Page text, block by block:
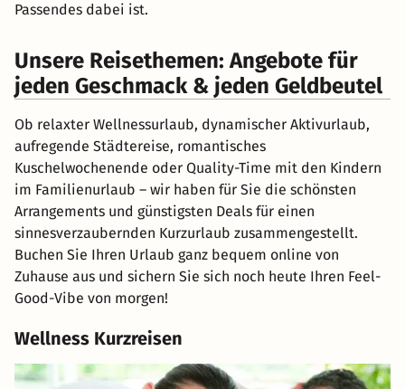
Passendes dabei ist.
Unsere Reisethemen: Angebote für
jeden Geschmack & jeden Geldbeutel
Ob relaxter Wellnessurlaub, dynamischer Aktivurlaub,
aufregende Städtereise, romantisches
Kuschelwochenende oder Quality-Time mit den Kindern
im Familienurlaub – wir haben für Sie die schönsten
Arrangements und günstigsten Deals für einen
sinnesverzaubernden Kurzurlaub zusammengestellt.
Buchen Sie Ihren Urlaub ganz bequem online von
Zuhause aus und sichern Sie sich noch heute Ihren Feel-
Good-Vibe von morgen!
Wellness Kurzreisen